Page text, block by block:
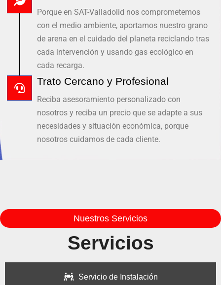
Porque en SAT-Valladolid nos comprometemos
con el medio ambiente, aportamos nuestro grano
de arena en el cuidado del planeta reciclando tras
cada intervención y usando gas ecológico en
cada recarga.
Trato Cercano y Profesional
Reciba asesoramiento personalizado con
nosotros y reciba un precio que se adapte a sus
necesidades y situación económica, porque
nosotros cuidamos de cada cliente.
Nuestros Servicios
Servicios
Servicio de Instalación